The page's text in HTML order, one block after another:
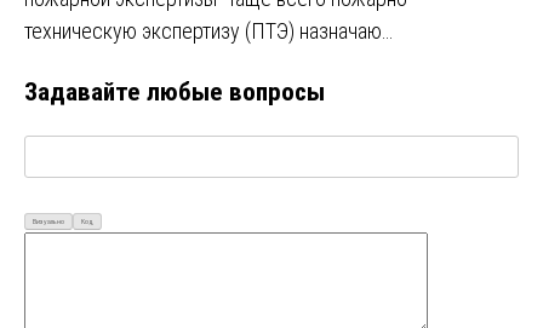
техническую экспертизу (ПТЭ) назначаю…
Задавайте любые вопросы
Визуально Код